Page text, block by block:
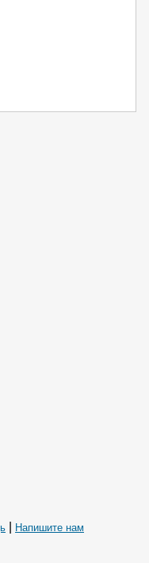
Напишите нам